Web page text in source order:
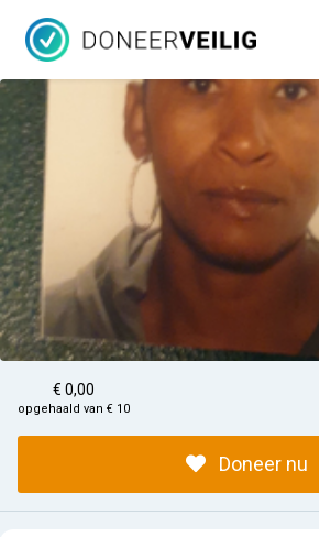
€ 0,00
opgehaald van € 10
Doneer nu